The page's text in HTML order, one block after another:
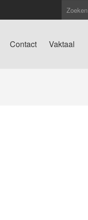
Contact Vaktaal